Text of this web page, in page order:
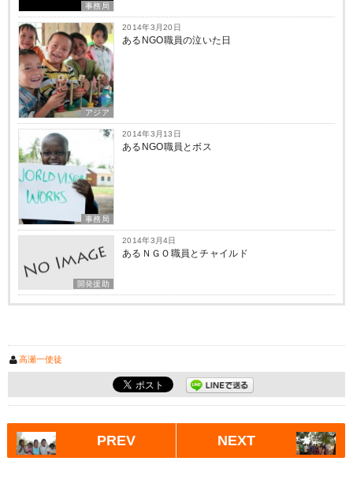
事務局
アジア
2014年3月20日
あるNGO職員の泣いた日
事務局
2014年3月13日
あるNGO職員とボス
開発援助
2014年3月4日
あるＮＧＯ職員とチャイルド
高瀬一使徒
PREV NEXT